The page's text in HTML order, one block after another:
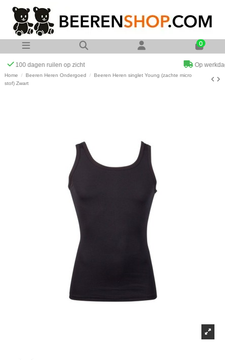
0
Op werkdagen voor 23:00 uur besteld zelfde dag verzonden
Home Beeren Heren Ondergoed
Beeren Heren singlet Young (zachte micro
stof) Zwart